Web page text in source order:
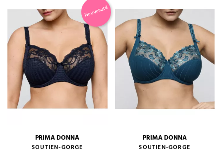
PRIMA DONNA
SOUTIEN-GORGE
Nouveauté
PRIMA DONNA
SOUTIEN-GORGE